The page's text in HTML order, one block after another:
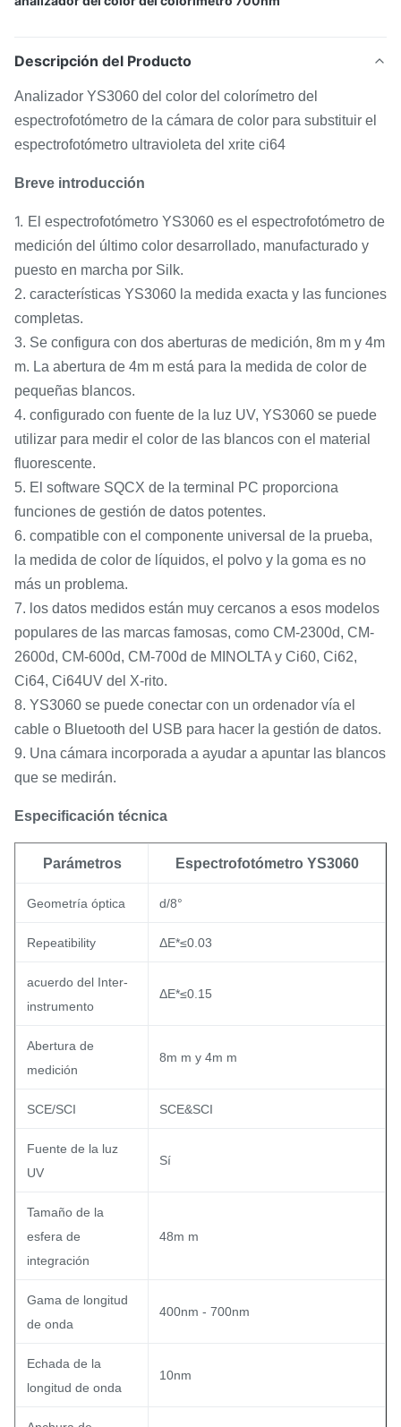
Descripción del Producto
Analizador YS3060 del color del colorímetro del
espectrofotómetro de la cámara de color para substituir el
espectrofotómetro ultravioleta del xrite ci64
Breve introducción
1. El espectrofotómetro YS3060 es el espectrofotómetro de
medición del último color desarrollado, manufacturado y
puesto en marcha por Silk.
2. características YS3060 la medida exacta y las funciones
completas.
3. Se configura con dos aberturas de medición, 8m m y 4m
m. La abertura de 4m m está para la medida de color de
pequeñas blancos.
4. configurado con fuente de la luz UV, YS3060 se puede
utilizar para medir el color de las blancos con el material
fluorescente.
5. El software SQCX de la terminal PC proporciona
funciones de gestión de datos potentes.
6. compatible con el componente universal de la prueba,
la medida de color de líquidos, el polvo y la goma es no
más un problema.
7. los datos medidos están muy cercanos a esos modelos
populares de las marcas famosas, como CM-2300d, CM-
2600d, CM-600d, CM-700d de MINOLTA y Ci60, Ci62,
Ci64, Ci64UV del X-rito.
8. YS3060 se puede conectar con un ordenador vía el
cable o Bluetooth del USB para hacer la gestión de datos.
9. Una cámara incorporada a ayudar a apuntar las blancos
que se medirán.
Especificación técnica
Parámetros Espectrofotómetro YS3060
Geometría óptica d/8°
Repeatibility ΔE*≤0.03
acuerdo del Inter-
instrumento
ΔE*≤0.15
Abertura de
medición
8m m y 4m m
SCE/SCI SCE&SCI
Fuente de la luz
UV
Sí
Tamaño de la
esfera de
integración
48m m
Gama de longitud
de onda
400nm - 700nm
Echada de la
longitud de onda
10nm